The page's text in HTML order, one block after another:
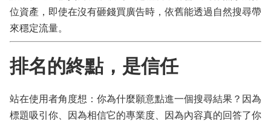
位資產，即使在沒有砸錢買廣告時，依舊能透過自然搜尋帶
來穩定流量。
排名的終點，是信任
站在使用者角度想：你為什麼願意點進一個搜尋結果？因為
標題吸引你、因為相信它的專業度、因為內容真的回答了你